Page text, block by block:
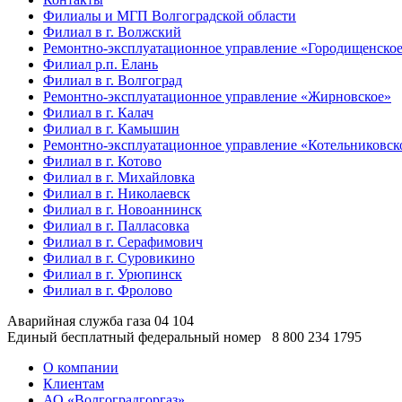
Филиалы и МГП Волгоградской области
Филиал в г. Волжский
Ремонтно-эксплуатационное управление
Филиал р.п. Елань
Филиал в г. Волгоград
Ремонтно-эксплуатационное управление «Жирновское»
Филиал в г. Калач
Филиал в г. Камышин
Ремонтно-эксплуатационное управление
Филиал в г. Котово
Филиал в г. Михайловка
Филиал в г. Николаевск
Филиал в г. Новоаннинск
Филиал в г. Палласовка
Филиал в г. Серафимович
Филиал в г. Суровикино
Филиал в г. Урюпинск
Филиал в г. Фролово
Аварийная служба газа 04 104
Единый бесплатный федеральный номер
8 800 234 1795
О компании
Клиентам